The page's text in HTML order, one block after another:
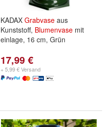
KADAX Grabvase aus
Kunststoff, Blumenvase mit
einlage, 16 cm, Grün
17,99 €
+ 5,99 € Versand